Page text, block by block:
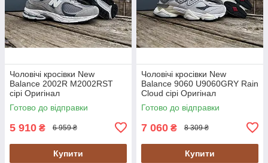
Чоловічі кросівки New
Balance 2002R M2002RST
сірі Оригінал
Готово до відправки
5 910 ₴ 6 959 ₴
Купити
Чоловічі кросівки New
Balance 9060 U9060GRY Rain
Cloud сірі Оригінал
Готово до відправки
7 060 ₴ 8 309 ₴
Купити